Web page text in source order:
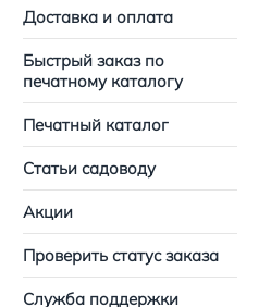
Доставка и оплата
Быстрый заказ по
печатному каталогу
Печатный каталог
Статьи садоводу
Акции
Проверить статус заказа
Служба поддержки